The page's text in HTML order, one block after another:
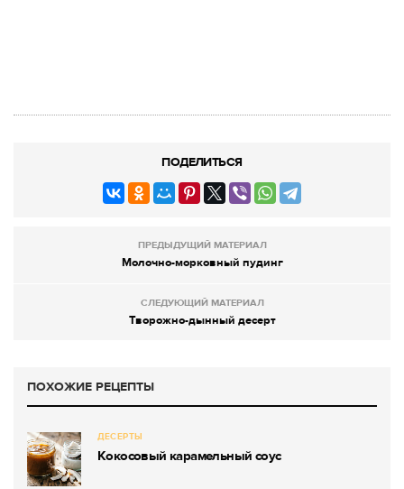
ПОДЕЛИТЬСЯ
ПРЕДЫДУЩИЙ МАТЕРИАЛ
Молочно-морковный пудинг
СЛЕДУЮЩИЙ МАТЕРИАЛ
Творожно-дынный десерт
ПОХОЖИЕ РЕЦЕПТЫ
ДЕСЕРТЫ
Кокосовый карамельный соус